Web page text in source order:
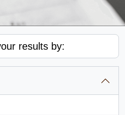
results by: